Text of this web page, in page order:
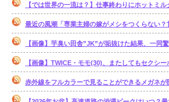
【では世界の一流は？】仕事終わりにホットミルクを
最近の風潮「専業主婦の嫁がメシをつくらない？甘えてない
【画像】芋臭い田舎”JK”が垢抜けた結果、一同
【画像】TWICE・モモ(30)、またしてもセクシ
赤外線をフルカラーで見ることができるメガネが